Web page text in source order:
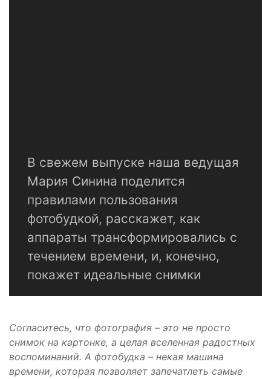
В свежем выпуске наша ведущая
Мария Синина поделится
правилами пользования
фотобудкой, расскажет, как
аппараты трансформировались с
течением времени, и, конечно,
покажет идеальные снимки
Согласитесь, что фотография – это не просто
снимок на картонке, а целая вселенная радостных
воспоминаний. А фотобудка – некая машина
времени, которая позволяет запечатлеть самые